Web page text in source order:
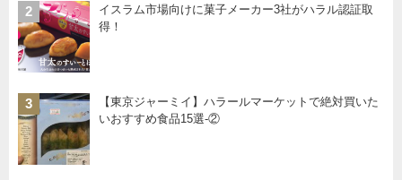
2
イスラム市場向けに菓子メーカー3社がハラル認証取
得！
3
【東京ジャーミイ】ハラールマーケットで絶対買いた
いおすすめ食品15選-②